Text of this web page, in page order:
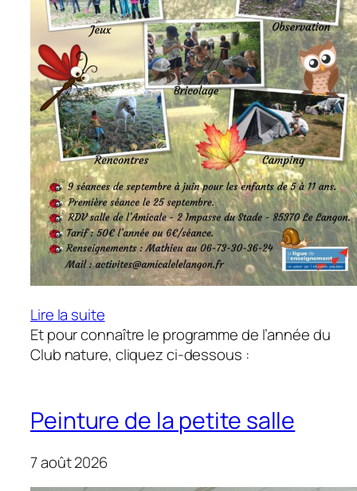
Lire la suite:
Club
nature,
!
A
partir
du
Et pour connaître le programme de l’année du
Club nature, cliquez ci-dessous :
Peinture de la petite salle
7 août 2026